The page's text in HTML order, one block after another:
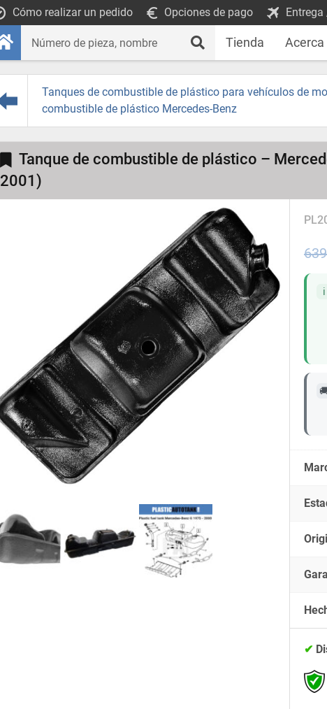
Cómo realizar un pedido Opciones de pago
Tienda
Tanques de combustible de plástico para vehículos de
combustible de plástico Mercedes-Benz
Tanque de combustible de plástico –
2001)
ℹ️
✔